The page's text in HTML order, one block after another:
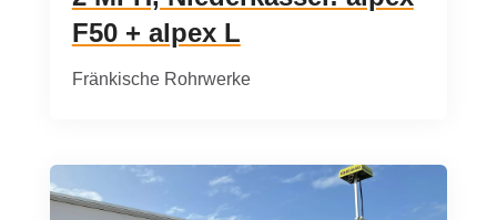
F50 + alpex L
Fränkische Rohrwerke